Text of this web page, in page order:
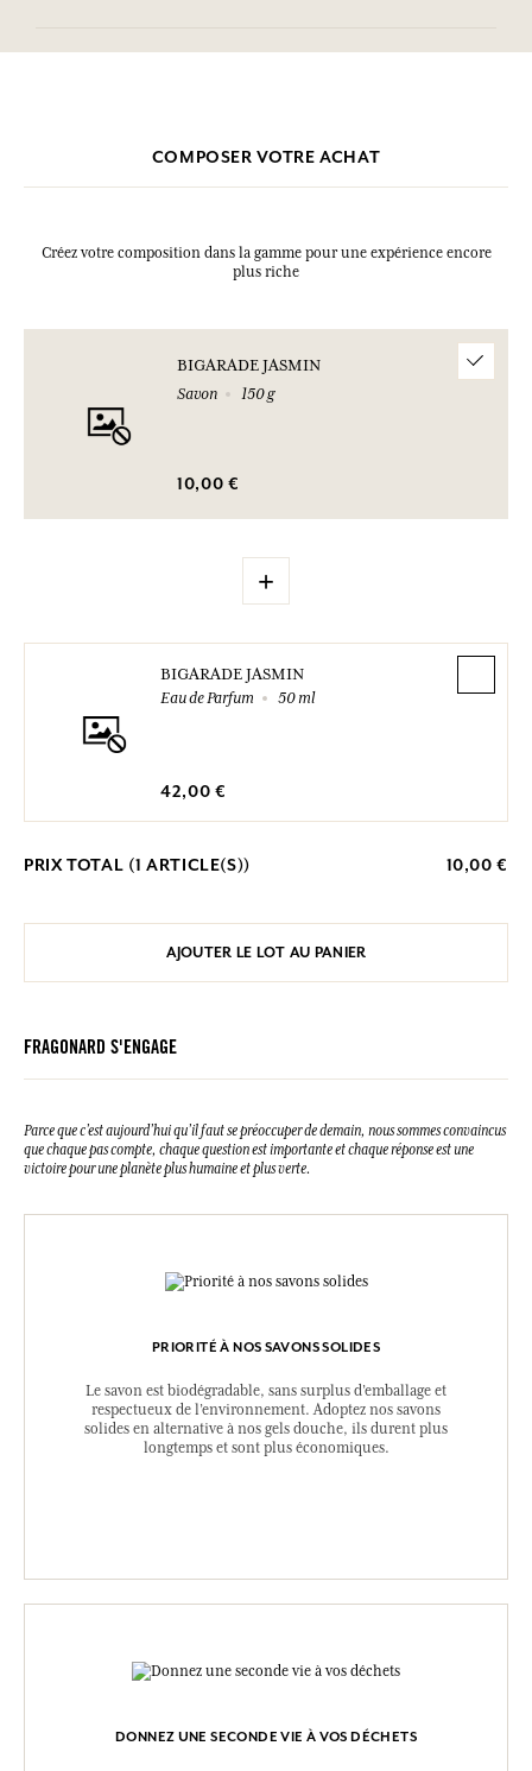
Veuillez consulter les qualités ou caractéristiques environnementales
COMPOSER VOTRE ACHAT
Créez votre composition dans la gamme pour une expérience encore
plus riche
BIGARADE JASMIN
Savon
150 g
10,00 €
+
BIGARADE JASMIN
Eau de Parfum
50 ml
42,00 €
PRIX TOTAL (1 ARTICLE(S)) 10,00 €
AJOUTER LE LOT AU PANIER
FRAGONARD S'ENGAGE
Parce que c’est aujourd’hui qu’il faut se préoccuper de demain, nous sommes convaincus
que chaque pas compte, chaque question est importante et chaque réponse est une
victoire pour une planète plus humaine et plus verte.
PRIORITÉ À NOS SAVONS SOLIDES
Le savon est biodégradable, sans surplus d’emballage et
respectueux de l’environnement. Adoptez nos savons
solides en alternative à nos gels douche, ils durent plus
longtemps et sont plus économiques.
DONNEZ UNE SECONDE VIE À VOS DÉCHETS